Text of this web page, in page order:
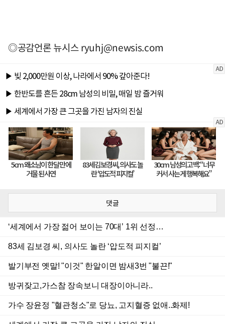
◎공감언론 뉴시스ryuhj@newsis.com
댓글